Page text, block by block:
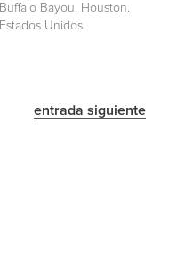
Buffalo Bayou. Houston.
Estados Unidos
entrada siguiente